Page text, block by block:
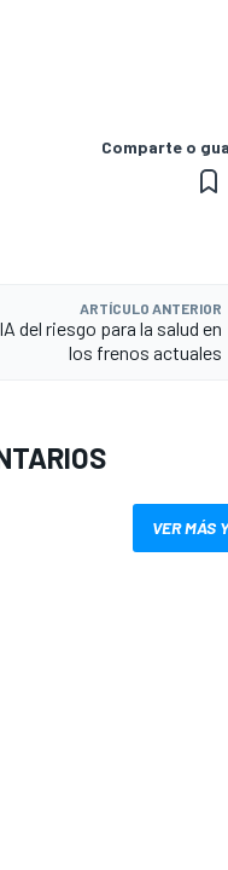
Comparte o
ARTÍCULO ANTERIOR
del riesgo para la salud en
los frenos actuales
VER MÁS